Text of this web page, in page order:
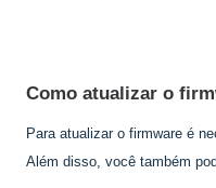
Como atualizar o
Para atualizar o firmware é
Além disso, você também